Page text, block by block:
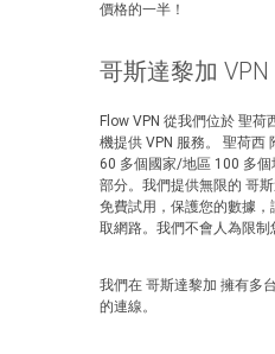
價格的一半！
哥斯達黎加 VPN
Flow VPN 從我們位於 聖荷
機提供 VPN 服務。 聖荷西
60 多個國家/地區 100 多
部分。我們提供無限的 哥
免費試用，保護您的數據
取網路。我們不會人為限制
我們在 哥斯達黎加 擁有多
的連線。